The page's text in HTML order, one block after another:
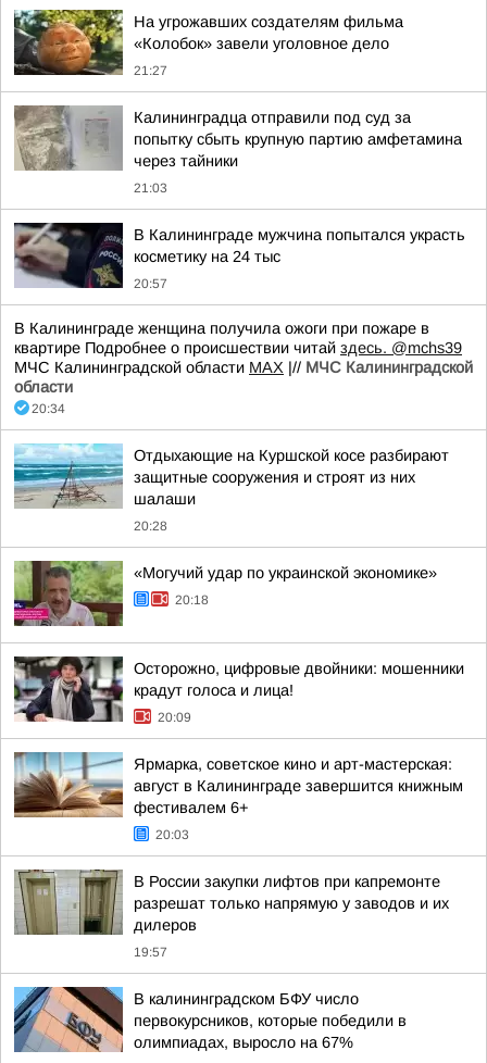
На угрожавших создателям фильма
«Колобок» завели уголовное дело
21:27
Калининградца отправили под суд за
попытку сбыть крупную партию амфетамина
через тайники
21:03
В Калининграде мужчина попытался украсть
косметику на 24 тыс
20:57
В Калининграде женщина получила ожоги при пожаре в
квартире Подробнее о происшествии читай здесь. @mchs39
МЧС Калининградской области MAX |// МЧС Калининградской
области
20:34
Отдыхающие на Куршской косе разбирают
защитные сооружения и строят из них
шалаши
20:28
«Могучий удар по украинской экономике»
20:18
Осторожно, цифровые двойники: мошенники
крадут голоса и лица!
20:09
Ярмарка, советское кино и арт-мастерская:
август в Калининграде завершится книжным
фестивалем 6+
20:03
В России закупки лифтов при капремонте
разрешат только напрямую у заводов и их
дилеров
19:57
В калининградском БФУ число
первокурсников, которые победили в
олимпиадах, выросло на 67%